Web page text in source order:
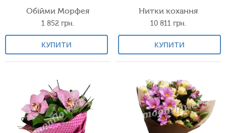
Обійми Морфея
1 852 грн.
КУПИТИ
Нитки кохання
10 811 грн.
КУПИТИ